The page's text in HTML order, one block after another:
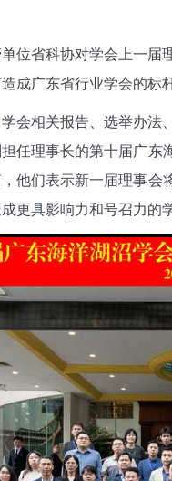
位省科协对学会上一届
成广东省行业学会的标杆
会相关报告、选举办
任理事长的第十届广
他们表示新一届理事
更具影响力和号召力的